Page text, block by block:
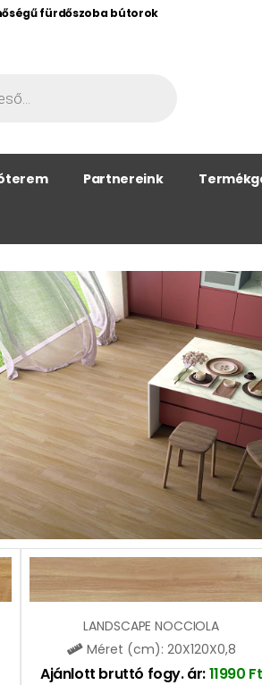
fürdőszoba bútorok
Partnereink
LANDSCAPE NOCCIOLA
Méret (cm): 20X120X0,8
Ajánlott bruttó fogy. ár:11990 Ft